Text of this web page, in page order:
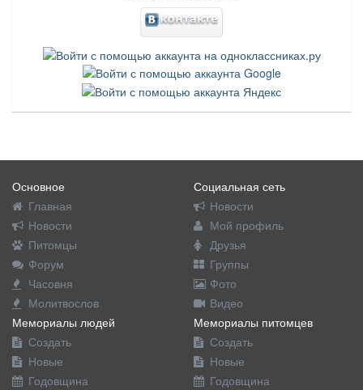
Основное
Главная
Новости
Питомцы
Форум
Часовня
Молитвослов
Социальная сеть
Новости
Мой профиль
Друзья
Группы
Фото
Видео
Мемориалы людей
Создать
Новые
Годовщина
Мемориалы питомцев
Создать
Новые
Годовщина